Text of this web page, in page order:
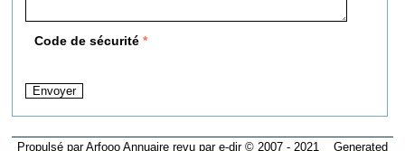
Code de sécurité*
Propulsé par Arfooo Annuaire revu par e-dir © 2007 - 2021 Generated